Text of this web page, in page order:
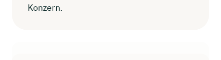
Konzern.